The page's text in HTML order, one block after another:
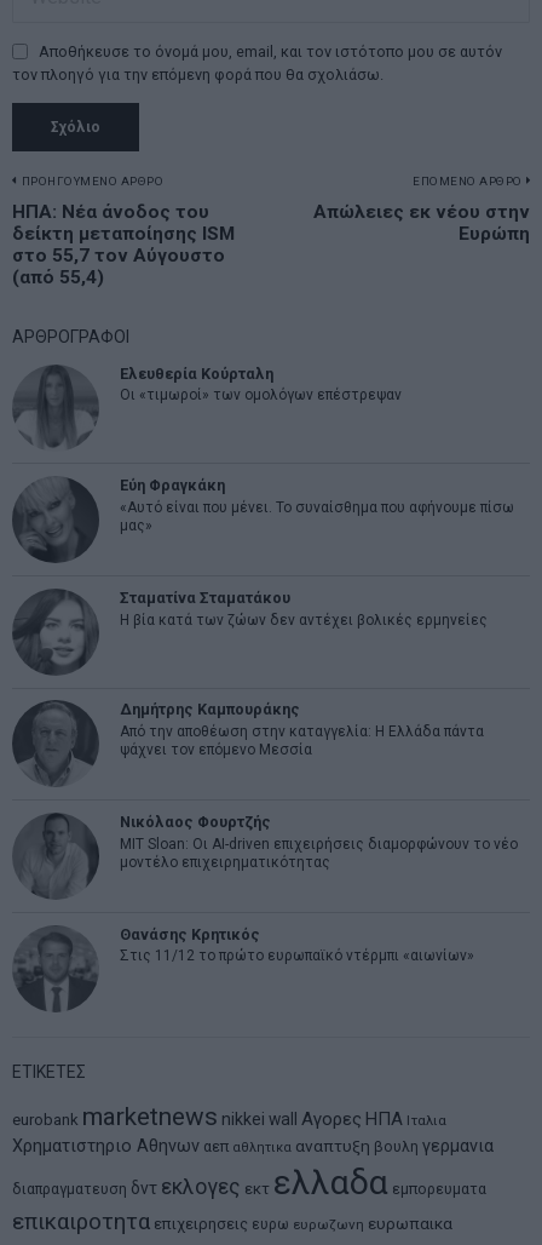
Αποθήκευσε το όνομά μου, email, και τον ιστότοπο μου σε αυτόν
τον πλοηγό για την επόμενη φορά που θα σχολιάσω.
Πλοήγηση
άρθρων
ΠΡΟΗΓΟΥΜΕΝΟ ΑΡΘΡΟ
Previous
post:
ΗΠΑ: Νέα άνοδος του
δείκτη μεταποίησης ISM
στο 55,7 τον Αύγουστο
(από 55,4)
ΕΠΟΜΕΝΟ ΑΡΘΡΟ
Απώλειες εκ νέου στην
Ευρώπη
ΑΡΘΡΟΓΡΑΦΟΙ
Ελευθερία Κούρταλη
Οι «τιμωροί» των ομολόγων επέστρεψαν
Εύη Φραγκάκη
«Αυτό είναι που μένει. Το συναίσθημα που αφήνουμε πίσω
μας»
Σταματίνα Σταματάκου
Η βία κατά των ζώων δεν αντέχει βολικές ερμηνείες
Δημήτρης Καμπουράκης
Από την αποθέωση στην καταγγελία: Η Ελλάδα πάντα
ψάχνει τον επόμενο Μεσσία
Νικόλαος Φουρτζής
MIT Sloan: Οι AI-driven επιχειρήσεις διαμορφώνουν το νέο
μοντέλο επιχειρηματικότητας
Θανάσης Κρητικός
Στις 11/12 το πρώτο ευρωπαϊκό ντέρμπι «αιωνίων»
ΕΤΙΚΕΤΕΣ
eurobank marketnews nikkei wall Αγορες ΗΠΑ Ιταλια
Χρηματιστηριο Αθηνων αεπ αθλητικα αναπτυξη βουλη γερμανια
διαπραγματευση δντ εκλογες εκτ ελλαδα εμπορευματα
επικαιροτητα επιχειρησεις ευρω ευρωζωνη ευρωπαικα